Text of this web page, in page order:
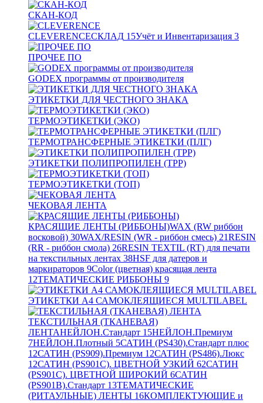
СКАН-КОД
CLEVERENCEСКЛАД 15Учёт и Инвентаризация 3
ПРОЧЕЕ ПО
GODEX программы от производителя
ЭТИКЕТКИ ДЛЯ ЧЕСТНОГО ЗНАКА
ТЕРМОЭТИКЕТКИ (ЭКО)
ТЕРМОТРАНСФЕРНЫЕ ЭТИКЕТКИ (ПЛГ)
ЭТИКЕТКИ ПОЛИПРОПИЛЕН (TPP)
ТЕРМОЭТИКЕТКИ (ТОП)
ЧЕКОВАЯ ЛЕНТА
КРАСЯЩИЕ ЛЕНТЫ (РИББОНЫ)WAX (RW риббон
восковой) 30WAX/RESIN (WR - риббон смесь) 21RESIN
(RR - риббон смола) 26RESIN TEXTIL (RT) для печати
на текстильных лентах 38HSF для датеров и
маркираторов 9Color (цветная) красящая лента
12ТЕМАТИЧЕСКИЕ РИББОНЫ 9
ЭТИКЕТКИ А4 САМОКЛЕЯЩИЕСЯ MULTILABEL
ТЕКСТИЛЬНАЯ (ТКАНЕВАЯ)
ЛЕНТАНЕЙЛОН.Стандарт 15НЕЙЛОН.Премиум
7НЕЙЛОН.Плотный 5САТИН (PS430).Стандарт плюс
12САТИН (PS909).Премиум 12САТИН (PS486).Люкс
12САТИН (PS901C). ЦВЕТНОЙ УЗКИЙ 62САТИН
(PS901C). ЦВЕТНОЙ ШИРОКИЙ 6САТИН
(PS901B).Стандарт 13ТЕМАТИЧЕСКИЕ
(РИТАУЛЬНЫЕ) ЛЕНТЫ 16КОМПЛЕКТУЮЩИЕ и